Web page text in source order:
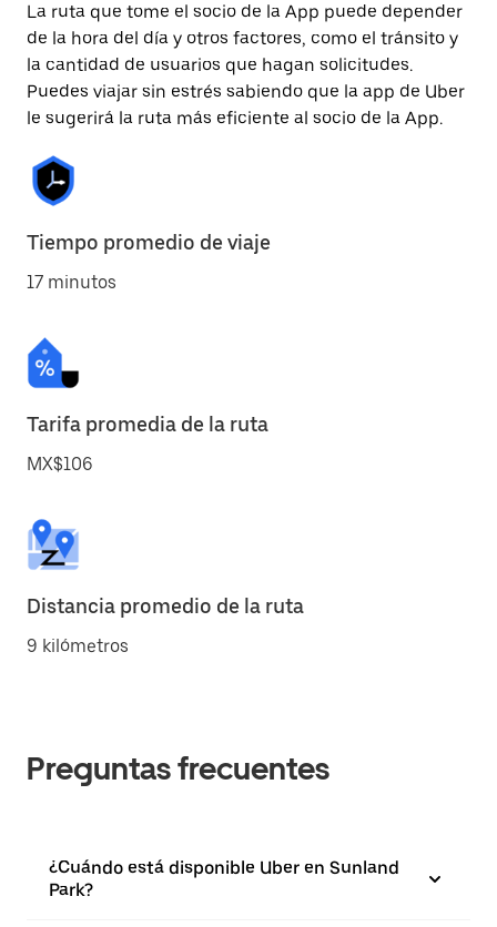
La ruta que tome el socio de la App puede depender
de la hora del día y otros factores, como el tránsito y
la cantidad de usuarios que hagan solicitudes.
Puedes viajar sin estrés sabiendo que la app de Uber
le sugerirá la ruta más eficiente al socio de la App.
Tiempo promedio de viaje
17 minutos
Tarifa promedia de la ruta
MX$106
Distancia promedio de la ruta
9 kilómetros
Preguntas frecuentes
¿Cuándo está disponible Uber en Sunland
Park?